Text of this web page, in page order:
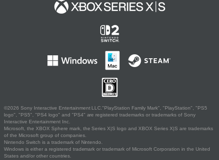
©2026 Sony Interactive Entertainment LLC."PlayStation Family Mark", "PlayStation", "PS5
logo", "PS5", "PS4 logo" and "PS4" are registered trademarks or trademarks of Sony
Interactive Entertainment Inc.
Microsoft, the XBOX Sphere mark, the Series X|S logo and XBOX Series X|S are trademarks
of the Microsoft group of companies.
Nintendo Switch is a trademark of Nintendo.
Windows is either a registered trademark or trademark of Microsoft Corporation in the United
States and/or other countries.